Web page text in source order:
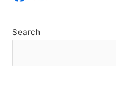
Search